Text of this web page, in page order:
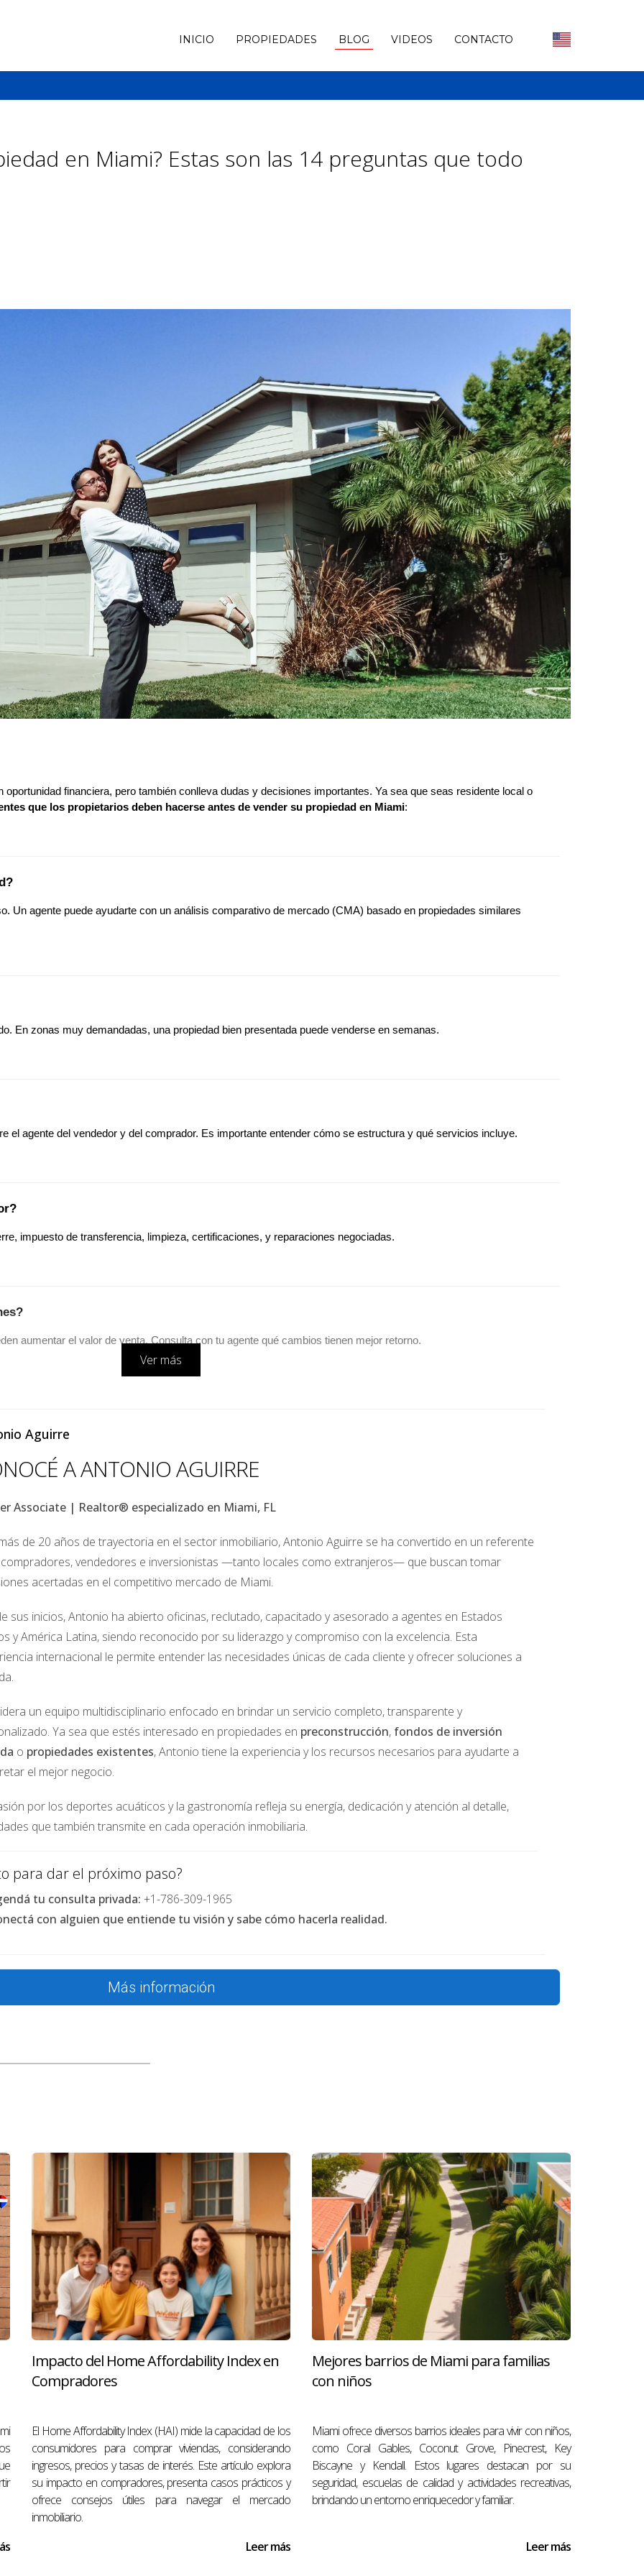
INICIO PROPIEDADES BLOG VIDEOS CONTACTO
en Miami? Estas son las 14 preguntas que todo
oportunidad financiera, pero también conlleva dudas y decisiones importantes. Ya sea que seas residente local o
que los propietarios deben hacerse antes de vender su propiedad en Miami:
Un agente puede ayudarte con un análisis comparativo de mercado (CMA) basado en propiedades similares
En zonas muy demandadas, una propiedad bien presentada puede venderse en semanas.
el agente del vendedor y del comprador. Es importante entender cómo se estructura y qué servicios incluye.
impuesto de transferencia, limpieza, certificaciones, y reparaciones negociadas.
aumentar el valor de venta. Consulta con tu agente qué cambios tienen mejor retorno.
influye en la estrategia de precios y negociación.
reglamento de HOA (si aplica), facturas de servicios, y certificaciones de inspección o habitabilidad.
obliga a retener parte del precio de venta si eres no residente. Es clave tener asesoría contable para evitar
de la venta. Si la deuda supera el valor de mercado, puede requerirse una venta corta o acuerdo especial con el
(tipo de financiación, contingencias, tiempo de cierre) también importan. Un buen agente te ayuda a evaluarlas.
poderes notariales y firmas electrónicas. Es ideal contar con un equipo local que gestione todo en tu representación.
capital?
en la venta. Un contador especializado puede ayudarte a estructurar la operación para reducir este impacto.
casos, si el comprador incumple sin causa válida, perderá su depósito.
complicado si estás bien asesorado. Estas preguntas te preparan para tomar decisiones informadas y evitar
en Google ¡Su opinión significa mucho para mí! https://g.page/antonio-aguirre-miami/review?rc
Ver más
Aguirre
A ANTONIO AGUIRRE
Associate | Realtor® especializado en Miami, FL
de 20 años de trayectoria en el sector inmobiliario, Antonio Aguirre se ha convertido en un referente
vendedores e inversionistas —tanto locales como extranjeros— que buscan tomar
acertadas en el competitivo mercado de Miami.
sus inicios, Antonio ha abierto oficinas, reclutado, capacitado y asesorado a agentes en Estados
y América Latina, siendo reconocido por su liderazgo y compromiso con la excelencia. Esta
internacional le permite entender las necesidades únicas de cada cliente y ofrecer soluciones a
un equipo multidisciplinario enfocado en brindar un servicio completo, transparente y
Ya sea que estés interesado en propiedades en preconstrucción, fondos de inversión
o propiedades existentes, Antonio tiene la experiencia y los recursos necesarios para ayudarte a
el mejor negocio.
por los deportes acuáticos y la gastronomía refleja su energía, dedicación y atención al detalle,
que también transmite en cada operación inmobiliaria.
para dar el próximo paso?
tu consulta privada: +1-786-309-1965
con alguien que entiende tu visión y sabe cómo hacerla realidad.
Más información
Impacto del Home Affordability Index en
Compradores
El Home Affordability Index (HAI) mide la capacidad de los
consumidores para comprar viviendas, considerando
ingresos, precios y tasas de interés. Este artículo explora
su impacto en compradores, presenta casos prácticos y
ofrece consejos útiles para navegar el mercado
inmobiliario.
Leer más
Mejores barrios de Miami para familias
con niños
Miami ofrece diversos barrios ideales para vivir con niños,
como Coral Gables, Coconut Grove, Pinecrest, Key
Biscayne y Kendall. Estos lugares destacan por su
seguridad, escuelas de calidad y actividades recreativas,
brindando un entorno enriquecedor y familiar.
Leer más